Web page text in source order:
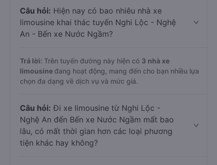
Câu hỏi: Hiện nay có bao nhiêu nhà xe
limousine khai thác tuyến Nghi Lộc - Nghệ
An - Bến xe Nước Ngầm?
Trả lời: Trên tuyến đường này hiện có 3 nhà xe
limousine đang hoạt động, mang đến cho bạn nhiều lựa
chọn đa dạng về dịch vụ và mức giá.
Câu hỏi: Đi xe limousine từ Nghi Lộc -
Nghệ An đến Bến xe Nước Ngầm mất bao
lâu, có mất thời gian hơn các loại phương
tiện khác hay không?